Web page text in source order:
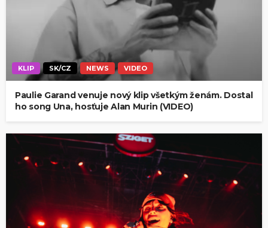
KLIP SK/CZ NEWS VIDEO
Paulie Garand venuje nový klip všetkým ženám. Dostal
ho song Una, hosťuje Alan Murin (VIDEO)